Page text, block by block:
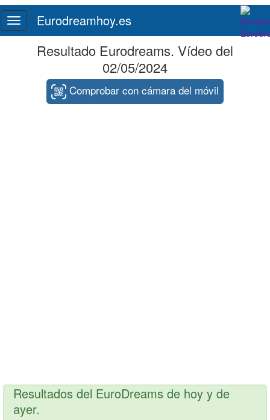
Toggle
navigation
Eurodreamhoy.es
Resultado Eurodreams. Vídeo del
02/05/2024
Comprobar con cámara del móvil
Resultados del EuroDreams de hoy y de
ayer.